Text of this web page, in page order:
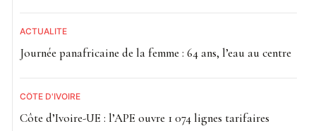
ACTUALITE
Journée panafricaine de la femme : 64 ans, l’eau au centre
CÔTE D'IVOIRE
Côte d’Ivoire-UE : l’APE ouvre 1 074 lignes tarifaires